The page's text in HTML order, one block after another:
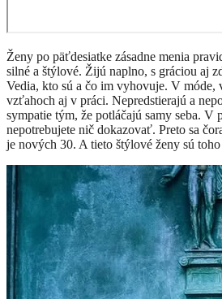
Ženy po päťdesiatke zásadne menia
silné a štýlové. Žijú naplno, s gráciou aj
Vedia, kto sú a čo im vyhovuje. V móde,
vzťahoch aj v práci. Nepredstierajú a
sympatie tým, že potláčajú samy seba. V
nepotrebujete nič dokazovať. Preto sa
je nových 30. A tieto štýlové ženy sú